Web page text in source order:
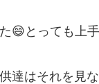
😄とっても上
達はそれを見